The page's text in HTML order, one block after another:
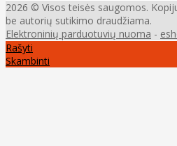
2026 © Visos teisės saugomos.
be autorių sutikimo draudžiama.
Elektroninių parduotuvių nuoma -
Rašyti
Skambinti